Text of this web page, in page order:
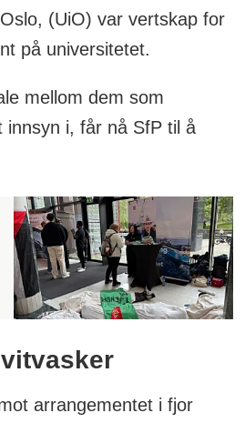
(UiO) var vertskap for
på universitetet.
mellom dem som
innsyn i, får nå SfP til å
arrangementet i fjor